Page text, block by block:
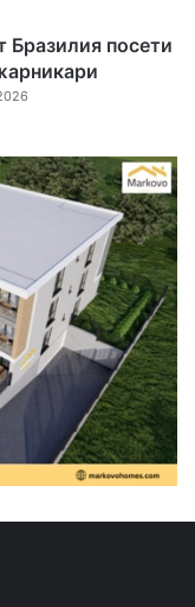
Бразилия посети